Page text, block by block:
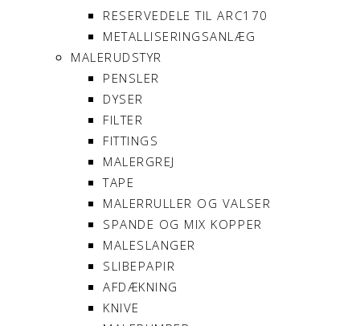
RESERVEDELE TIL ARC170
METALLISERINGSANLÆG
MALERUDSTYR
PENSLER
DYSER
FILTER
FITTINGS
MALERGREJ
TAPE
MALERRULLER OG VALSER
SPANDE OG MIX KOPPER
MALESLANGER
SLIBEPAPIR
AFDÆKNING
KNIVE